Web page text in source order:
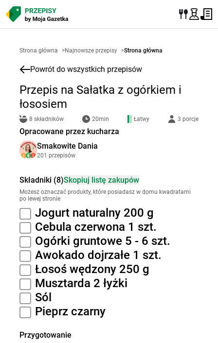
Strona główna >Najnowsze przepisy >Strona główna
Powrót do wszystkich przepisów
Przepis na Sałatka z ogórkiem i
łososiem
8 składników 20min Łatwy 3 porcje
Opracowane przez kucharza
Smakowite Dania
201 przepisów
Składniki (8)Skopiuj listę zakupów
Możesz oznaczać produkty, które posiadasz w domu kwadratami
po lewej stronie
Jogurt naturalny 200 g
Cebula czerwona 1 szt.
Ogórki gruntowe 5 - 6 szt.
Awokado dojrzałe 1 szt.
Łosoś wędzony 250 g
Musztarda 2 łyżki
Sól
Pieprz czarny
Przygotowanie